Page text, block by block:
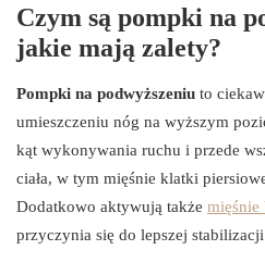
Czym są pompki na
jakie mają zalety?
Pompki na podwyższeniu to
umieszczeniu nóg na wyższym
kąt wykonywania ruchu i przede
ciała, w tym mięśnie klatki
Dodatkowo aktywują także mięśnie
przyczynia się do lepszej